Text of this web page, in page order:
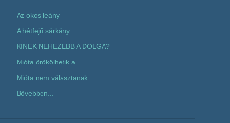
Az okos leány
A hétfejű sárkány
KINEK NEHEZEBB A DOLGA?
Mióta örökölhetik a...
Mióta nem választanak...
Bővebben...